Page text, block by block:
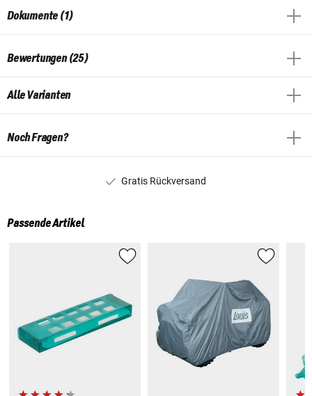
Dokumente (1)
Bewertungen (25)
Alle Varianten
Noch Fragen?
Gratis Rückversand
Passende Artikel